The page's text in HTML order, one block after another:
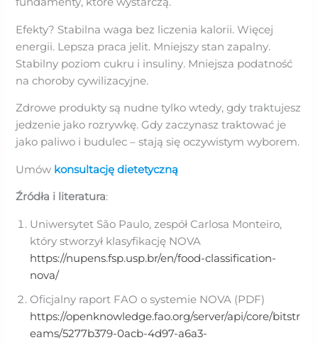
Efekty? Stabilna waga bez liczenia kalorii. Więcej
energii. Lepsza praca jelit. Mniejszy stan zapalny.
Stabilny poziom cukru i insuliny. Mniejsza podatność
na choroby cywilizacyjne.
Zdrowe produkty są nudne tylko wtedy, gdy traktujesz
jedzenie jako rozrywkę. Gdy zaczynasz traktować je
jako paliwo i budulec – stają się oczywistym wyborem.
Umów konsultację dietetyczną
Źródła i literatura:
Uniwersytet São Paulo, zespół Carlosa Monteiro,
który stworzył klasyfikację NOVA
https://nupens.fsp.usp.br/en/food-classification-
nova/
Oficjalny raport FAO o systemie NOVA (PDF)
https://openknowledge.fao.org/server/api/core/bitstr
eams/5277b379-0acb-4d97-a6a3-